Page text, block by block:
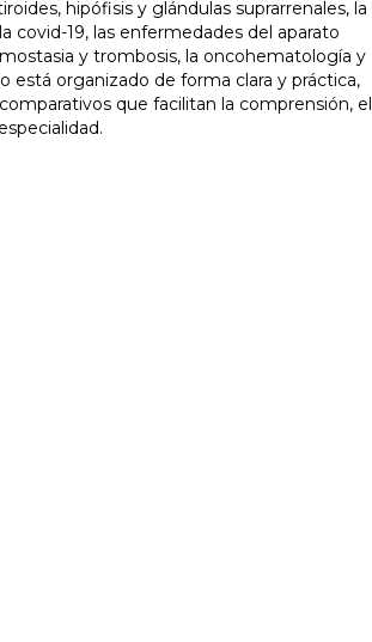
hipófisis y glándulas suprarrenales, la
covid-19, las enfermedades del aparato
y trombosis, la oncohematología y
está organizado de forma clara y práctica,
que facilitan la comprensión, el